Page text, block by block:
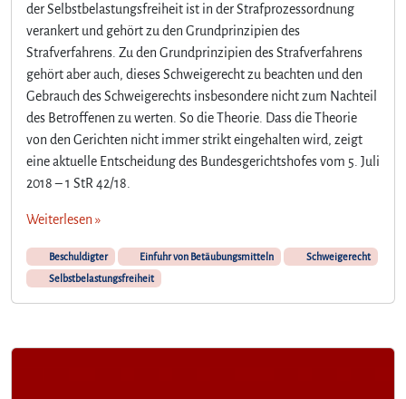
der Selbstbelastungsfreiheit ist in der Strafprozessordnung
verankert und gehört zu den Grundprinzipien des
Strafverfahrens. Zu den Grundprinzipien des Strafverfahrens
gehört aber auch, dieses Schweigerecht zu beachten und den
Gebrauch des Schweigerechts insbesondere nicht zum Nachteil
des Betroffenen zu werten. So die Theorie. Dass die Theorie
von den Gerichten nicht immer strikt eingehalten wird, zeigt
eine aktuelle Entscheidung des Bundesgerichtshofes vom 5. Juli
2018 – 1 StR 42/18.
Weiterlesen »
Beschuldigter Einfuhr von Betäubungsmitteln
Schweigerecht
Selbstbelastungsfreiheit